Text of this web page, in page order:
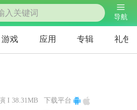
导航
游戏 应用 专辑 礼包
I 38.31MB
下载平台